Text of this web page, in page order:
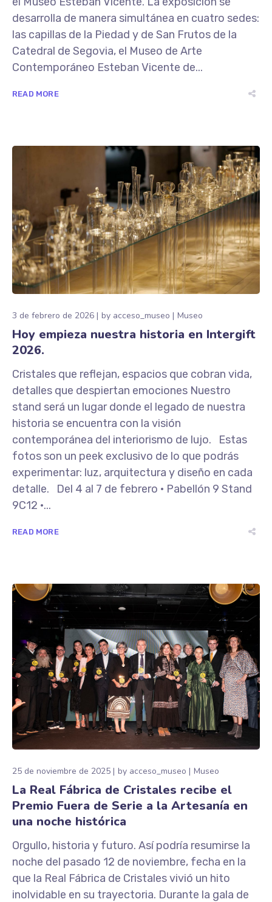
desarrolla de manera simultánea en cuatro sedes:
las capillas de la Piedad y de San Frutos de la
Catedral de Segovia, el Museo de Arte
Contemporáneo Esteban Vicente de...
READ MORE
3 de febrero de 2026 by acceso_museo Museo
Hoy empieza nuestra historia en Intergift
2026.
Cristales que reflejan, espacios que cobran vida,
detalles que despiertan emociones Nuestro
stand será un lugar donde el legado de nuestra
historia se encuentra con la visión
contemporánea del interiorismo de lujo. Estas
fotos son un peek exclusivo de lo que podrás
experimentar: luz, arquitectura y diseño en cada
detalle. Del 4 al 7 de febrero · Pabellón 9 Stand
9C12 ·...
READ MORE
25 de noviembre de 2025 by acceso_museo Museo
La Real Fábrica de Cristales recibe el
Premio Fuera de Serie a la Artesanía en
una noche histórica
Orgullo, historia y futuro. Así podría resumirse la
noche del pasado 12 de noviembre, fecha en la
que la Real Fábrica de Cristales vivió un hito
inolvidable en su trayectoria. Durante la gala de